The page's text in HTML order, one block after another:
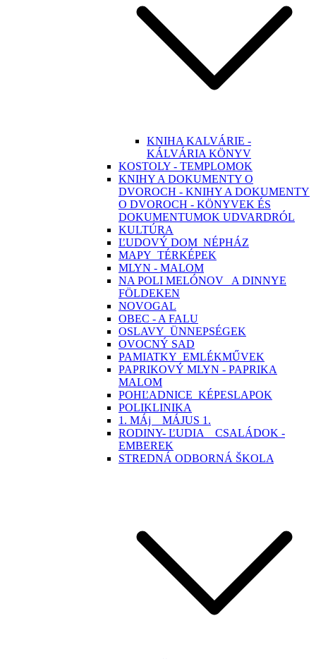
KNIHA KALVÁRIE -
KÁLVÁRIA KÖNYV
KOSTOLY - TEMPLOMOK
KNIHY A DOKUMENTY O
DVOROCH - KNIHY A DOKUMENTY
O DVOROCH - KÖNYVEK ÉS
DOKUMENTUMOK UDVARDRÓL
KULTÚRA
ĽUDOVÝ DOM_NÉPHÁZ
MAPY_TÉRKÉPEK
MLYN - MALOM
NA POLI MELÓNOV_ A DINNYE
FÖLDEKEN
NOVOGAL
OBEC - A FALU
OSLAVY_ÜNNEPSÉGEK
OVOCNÝ SAD
PAMIATKY_EMLÉKMŰVEK
PAPRIKOVÝ MLYN - PAPRIKA
MALOM
POHĽADNICE_KÉPESLAPOK
POLIKLINIKA
1. MÁj _ MÁJUS 1.
RODINY- ĽUDIA _ CSALÁDOK -
EMBEREK
STREDNÁ ODBORNÁ ŠKOLA